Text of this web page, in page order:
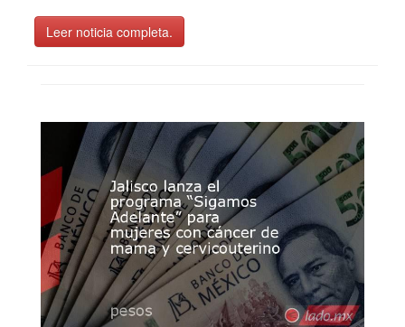
Leer noticia completa.